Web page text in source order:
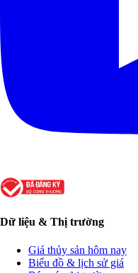
Dữ liệu & Thị trường
Giá thủy sản hôm nay
Biểu đồ & lịch sử giá